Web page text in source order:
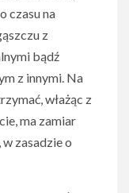
czasu na
z
bądź
z innymi. Na
włażąc z
ma zamiar
zasadzie o